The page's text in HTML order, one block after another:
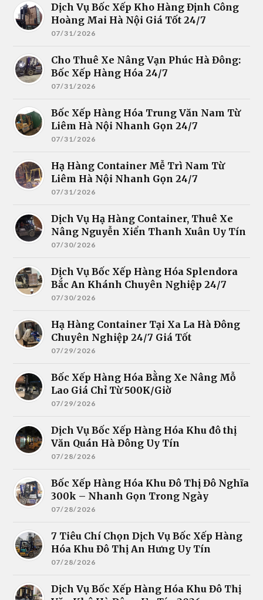
Dịch Vụ Bốc Xếp Kho Hàng Định Công
Hoàng Mai Hà Nội Giá Tốt 24/7
07/31/2026
Cho Thuê Xe Nâng Vạn Phúc Hà Đông:
Bốc Xếp Hàng Hóa 24/7
07/31/2026
Bốc Xếp Hàng Hóa Trung Văn Nam Từ
Liêm Hà Nội Nhanh Gọn 24/7
07/31/2026
Hạ Hàng Container Mễ Trì Nam Từ
Liêm Hà Nội Nhanh Gọn 24/7
07/31/2026
Dịch Vụ Hạ Hàng Container, Thuê Xe
Nâng Nguyễn Xiển Thanh Xuân Uy Tín
07/30/2026
Dịch Vụ Bốc Xếp Hàng Hóa Splendora
Bắc An Khánh Chuyên Nghiệp 24/7
07/30/2026
Hạ Hàng Container Tại Xa La Hà Đông
Chuyên Nghiệp 24/7 Giá Tốt
07/29/2026
Bốc Xếp Hàng Hóa Bằng Xe Nâng Mỗ
Lao Giá Chỉ Từ 500K/Giờ
07/29/2026
Dịch Vụ Bốc Xếp Hàng Hóa Khu đô thị
Văn Quán Hà Đông Uy Tín
07/28/2026
Bốc Xếp Hàng Hóa Khu Đô Thị Đô Nghĩa
300k – Nhanh Gọn Trong Ngày
07/28/2026
7 Tiêu Chí Chọn Dịch Vụ Bốc Xếp Hàng
Hóa Khu Đô Thị An Hưng Uy Tín
07/28/2026
Dịch Vụ Bốc Xếp Hàng Hóa Khu Đô Thị